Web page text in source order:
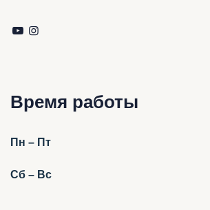
Время работы
Пн – Пт
Сб – Вс